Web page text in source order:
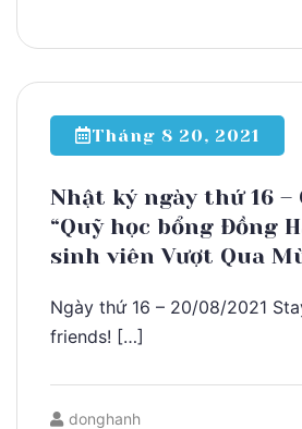
Tháng 8 20, 2021
Nhật ký ngày thứ 16 –
“Quỹ học bổng Đồng
sinh viên Vượt Qua
Ngày thứ 16 – 20/08/2021
friends! […]
donghanh